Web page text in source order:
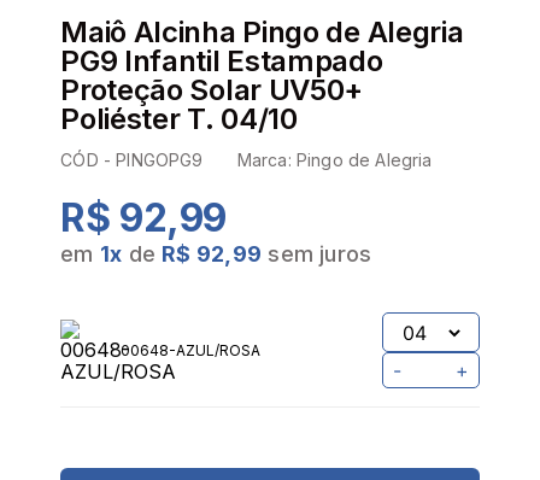
Maiô Alcinha Pingo de Alegria
PG9 Infantil Estampado
Proteção Solar UV50+
Poliéster T. 04/10
CÓD -PINGOPG9 Marca: Pingo de Alegria
R$ 92,99
em 1x de R$ 92,99 sem juros
00648-AZUL/ROSA
- +